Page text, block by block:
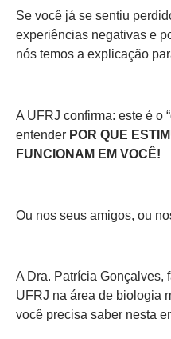
Se você já se sentiu
experiências negativas e
nós temos a explicação
A UFRJ confirma: este é o
entender POR QUE
FUNCIONAM EM VOCÊ!
Ou nos seus amigos, ou
A Dra. Patrícia Gonçalves,
UFRJ na área de biologia
você precisa saber nesta